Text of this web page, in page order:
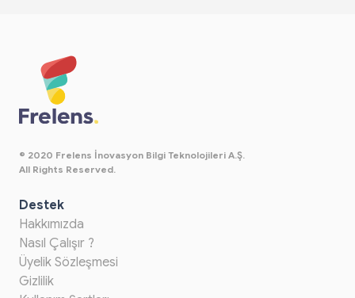
© 2020 Frelens İnovasyon Bilgi Teknolojileri A.Ş.
All Rights Reserved.
Destek
Hakkımızda
Nasıl Çalışır ?
Üyelik Sözleşmesi
Gizlilik